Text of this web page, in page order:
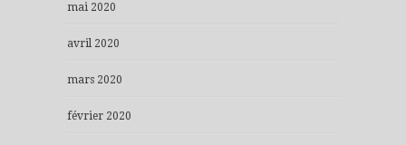
mai 2020
avril 2020
mars 2020
février 2020